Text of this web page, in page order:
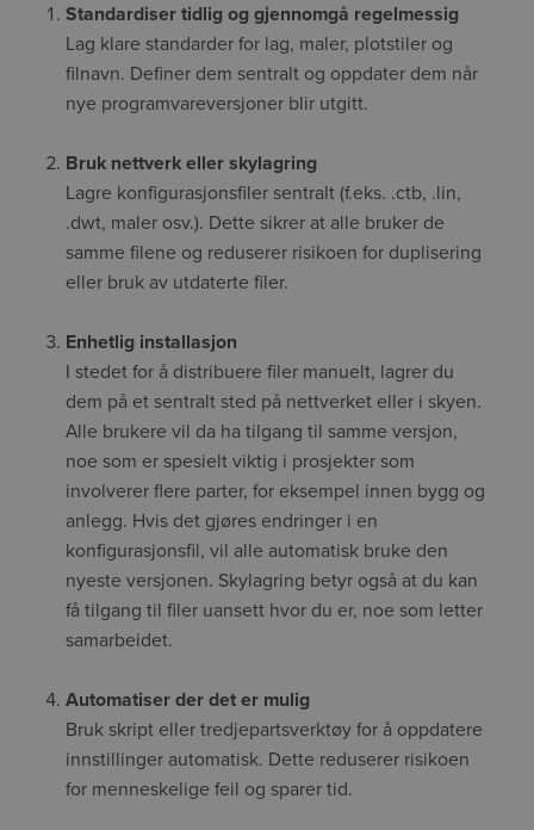
Standardiser tidlig og gjennomgå regelmessig
Lag klare standarder for lag, maler, plotstiler og
filnavn. Definer dem sentralt og oppdater dem når
nye programvareversjoner blir utgitt.
Bruk nettverk eller skylagring
Lagre konfigurasjonsfiler sentralt (f.eks. .ctb, .lin,
.dwt, maler osv.). Dette sikrer at alle bruker de
samme filene og reduserer risikoen for duplisering
eller bruk av utdaterte filer.
Enhetlig installasjon
I stedet for å distribuere filer manuelt, lagrer du
dem på et sentralt sted på nettverket eller i skyen.
Alle brukere vil da ha tilgang til samme versjon,
noe som er spesielt viktig i prosjekter som
involverer flere parter, for eksempel innen bygg og
anlegg. Hvis det gjøres endringer i en
konfigurasjonsfil, vil alle automatisk bruke den
nyeste versjonen. Skylagring betyr også at du kan
få tilgang til filer uansett hvor du er, noe som letter
samarbeidet.
Automatiser der det er mulig
Bruk skript eller tredjepartsverktøy for å oppdatere
innstillinger automatisk. Dette reduserer risikoen
for menneskelige feil og sparer tid.